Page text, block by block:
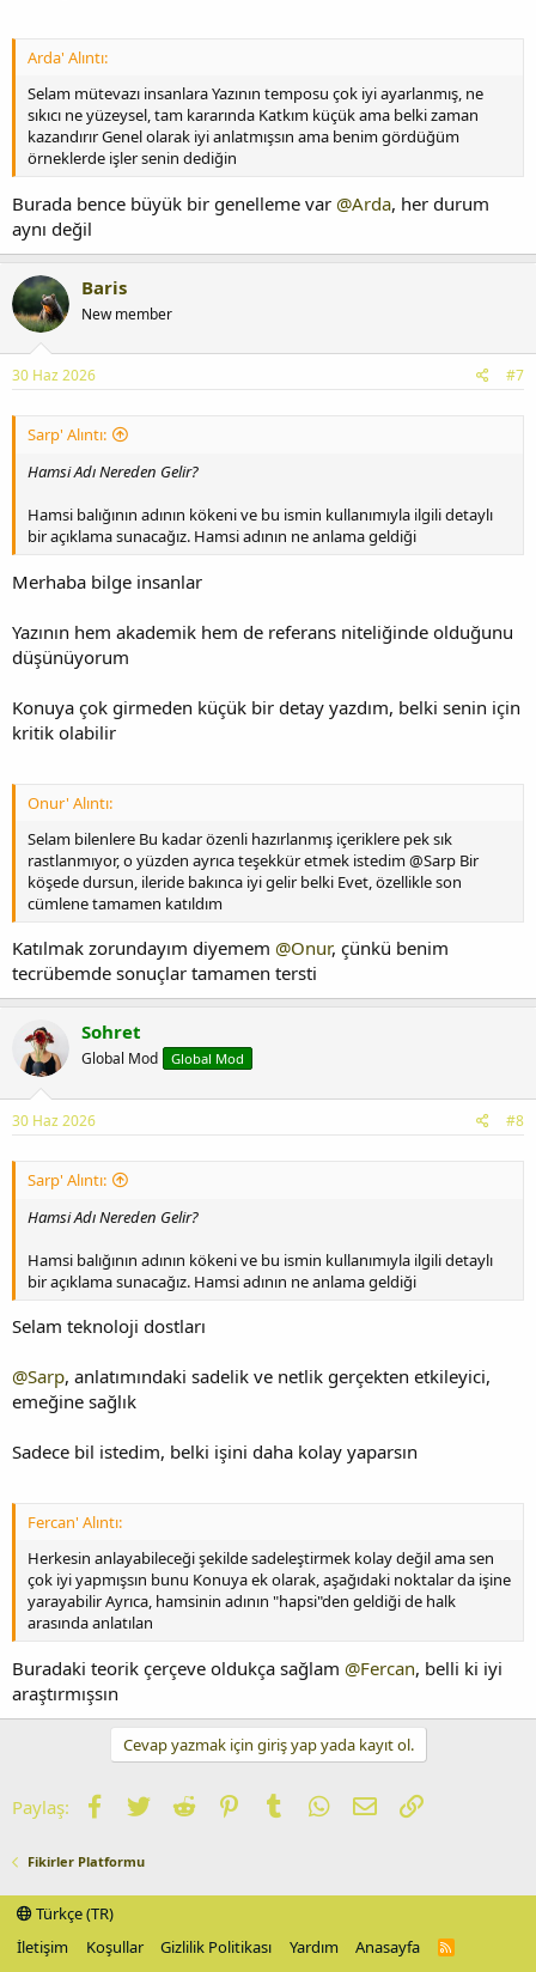
Arda' Alıntı:
Selam mütevazı insanlara Yazının temposu çok iyi ayarlanmış, ne
sıkıcı ne yüzeysel, tam kararında Katkım küçük ama belki zaman
kazandırır Genel olarak iyi anlatmışsın ama benim gördüğüm
örneklerde işler senin dediğin
Burada bence büyük bir genelleme var @Arda, her durum
aynı değil
Baris
New member
30 Haz 2026 #7
Sarp' Alıntı:
Hamsi Adı Nereden Gelir?
Hamsi balığının adının kökeni ve bu ismin kullanımıyla ilgili detaylı
bir açıklama sunacağız. Hamsi adının ne anlama geldiği
Merhaba bilge insanlar
Yazının hem akademik hem de referans niteliğinde olduğunu
düşünüyorum
Konuya çok girmeden küçük bir detay yazdım, belki senin için
kritik olabilir
Onur' Alıntı:
Selam bilenlere Bu kadar özenli hazırlanmış içeriklere pek sık
rastlanmıyor, o yüzden ayrıca teşekkür etmek istedim @Sarp Bir
köşede dursun, ileride bakınca iyi gelir belki Evet, özellikle son
cümlene tamamen katıldım
Katılmak zorundayım diyemem @Onur, çünkü benim
tecrübemde sonuçlar tamamen tersti
Sohret
Global Mod Global Mod
30 Haz 2026 #8
Sarp' Alıntı:
Hamsi Adı Nereden Gelir?
Hamsi balığının adının kökeni ve bu ismin kullanımıyla ilgili detaylı
bir açıklama sunacağız. Hamsi adının ne anlama geldiği
Selam teknoloji dostları
@Sarp, anlatımındaki sadelik ve netlik gerçekten etkileyici,
emeğine sağlık
Sadece bil istedim, belki işini daha kolay yaparsın
Fercan' Alıntı:
Herkesin anlayabileceği şekilde sadeleştirmek kolay değil ama sen
çok iyi yapmışsın bunu Konuya ek olarak, aşağıdaki noktalar da işine
yarayabilir Ayrıca, hamsinin adının "hapsi"den geldiği de halk
arasında anlatılan
Buradaki teorik çerçeve oldukça sağlam @Fercan, belli ki iyi
araştırmışsın
Cevap yazmak için giriş yap yada kayıt ol.
Paylaş: Facebook
TwitterReddit PinterestTumblrWhatsApp
E-postaLink
Fikirler Platformu
Türkçe (TR)
İletişim
Koşullar Gizlilik Politikası Yardım Anasayfa
R